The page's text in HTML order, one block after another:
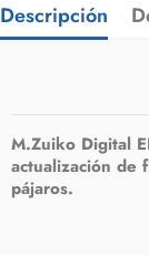
Descripción
M.Zuiko Digital
actualización de
pájaros.